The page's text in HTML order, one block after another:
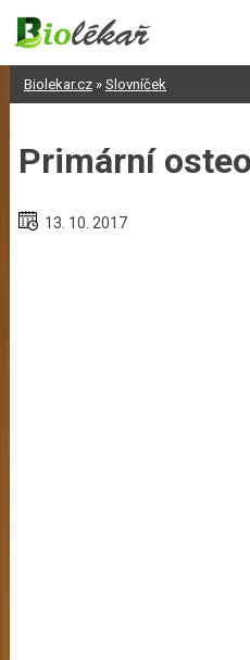
Skip
content
Biolekar.cz» Slovníček
Primární
13. 10. 2017